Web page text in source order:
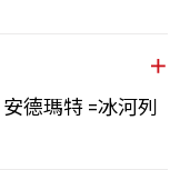
的牧草香緩慢爬
首部雙層敞篷纜車
度環景的石丹峰
卑斯群山與星羅棋
續坐上伯尼納列
(聖莫里茲提拉
皚皚的阿爾卑斯
德瑪特 =冰河列